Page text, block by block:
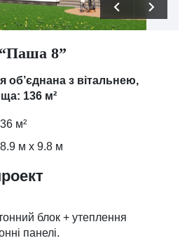
8”
об’єднана з вітальнею,
136 м²
м²
м х 9.8 м
блок + утеплення
панелі.